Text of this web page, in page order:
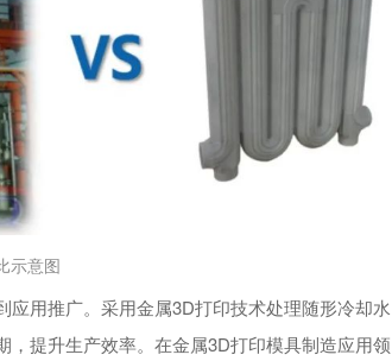
示意图
用推广。采用金属3D打印技术处理随形冷却水
提升生产效率。在金属3D打印模具制造应用领